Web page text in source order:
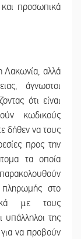
και προσωπικά
Λακωνία, αλλά
άγνωστοι
ότι είναι
κωδικούς
δήθεν να τους
προς την
τα οποία
πληρωμής στο
µε τους
υπάλληλοι της
να προβούν